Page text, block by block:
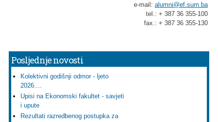
e-mail: alumni@ef.sum.ba
tel.: + 387 36 355-100
fax.: + 387 36 355-130
Posljednje novosti
Kolektivni godišnji odmor - ljeto
2026....
Upisi na Ekonomski fakultet - savjeti
i upute
Rezultati razredbenog postupka za